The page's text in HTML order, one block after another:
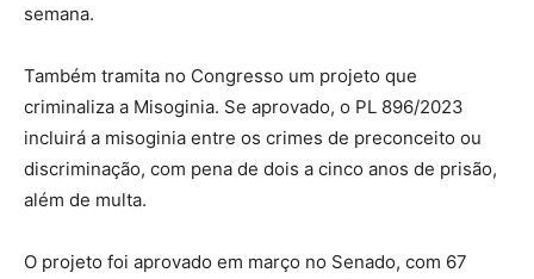
semana.
Também tramita no Congresso um projeto que
criminaliza a Misoginia. Se aprovado, o PL 896/2023
incluirá a misoginia entre os crimes de preconceito ou
discriminação, com pena de dois a cinco anos de prisão,
além de multa.
O projeto foi aprovado em março no Senado, com 67